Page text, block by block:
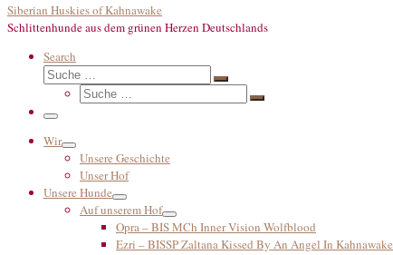
Siberian Huskies of Kahnawake
Schlittenhunde aus dem grünen Herzen Deutschlands
Search
Suche
Suche
Suche
Suche
Menü
Wir
Unsere Geschichte
Unser Hof
Unsere Hunde
Auf unserem Hof
Opra – BIS MCh Inner Vision Wolfblood
Ezri – BISSP Zaltana Kissed By An Angel In Kahnawake